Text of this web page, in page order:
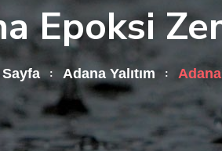
Epoksi
Adana Yalıtım